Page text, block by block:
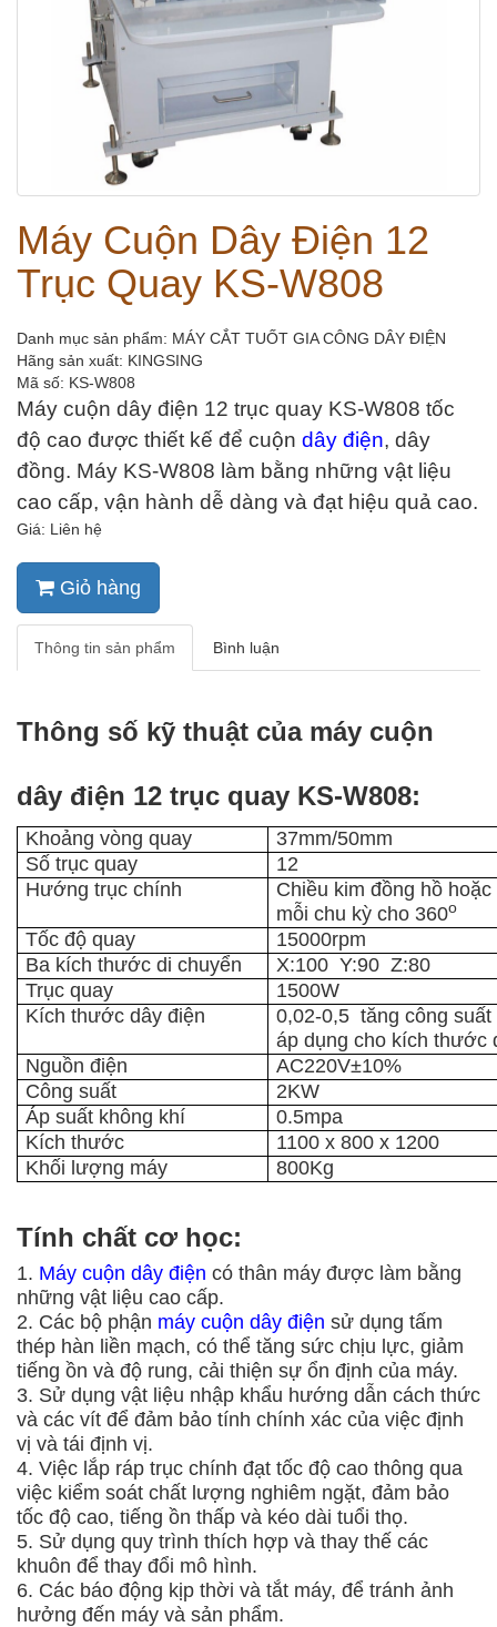
Máy Cuộn Dây Điện 12
Trục Quay KS-W808
Danh mục sản phẩm: MÁY CẮT TUỐT GIA CÔNG DÂY ĐIỆN
Hãng sản xuất: KINGSING
Mã số: KS-W808
Máy cuộn dây điện 12 trục quay KS-W808 tốc
độ cao được thiết kế để cuộn dây điện, dây
đồng. Máy KS-W808 làm bằng những vật liệu
cao cấp, vận hành dễ dàng và đạt hiệu quả cao.
Giá: Liên hệ
Giỏ hàng
Thông tin sản phẩm Bình luận
Thông số kỹ thuật của máy cuộn
dây điện 12 trục quay KS-W808:
Khoảng vòng quay
37mm/50mm
Số trục quay
12
Hướng trục chính
Chiều kim đồng hồ
mỗi chu kỳ cho 360o
Tốc độ quay
15000rpm
Ba kích thước di chuyển
X:100 Y:90 Z:80
Trục quay
1500W
Kích thước dây điện
0,02-0,5 tăng công
áp dụng cho kích thước
Nguồn điện
AC220V±10%
Công suất
2KW
Áp suất không khí
0.5mpa
Kích thước
1100 x 800 x 1200
Khối lượng máy
800Kg
Tính chất cơ học:
1. Máy cuộn dây điện có thân máy được làm bằng
những vật liệu cao cấp.
2. Các bộ phận máy cuộn dây điện sử dụng tấm
thép hàn liền mạch, có thể tăng sức chịu lực, giảm
tiếng ồn và độ rung, cải thiện sự ổn định của máy.
3. Sử dụng vật liệu nhập khẩu hướng dẫn cách thức
và các vít để đảm bảo tính chính xác của việc định
vị và tái định vị.
4. Việc lắp ráp trục chính đạt tốc độ cao thông qua
việc kiểm soát chất lượng nghiêm ngặt, đảm bảo
tốc độ cao, tiếng ồn thấp và kéo dài tuổi thọ.
5. Sử dụng quy trình thích hợp và thay thế các
khuôn để thay đổi mô hình.
6. Các báo động kịp thời và tắt máy, để tránh ảnh
hưởng đến máy và sản phẩm.